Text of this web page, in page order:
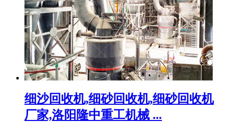
细沙回收机,细砂回收机,细砂回收机
厂家,洛阳隆中重工机械 ...